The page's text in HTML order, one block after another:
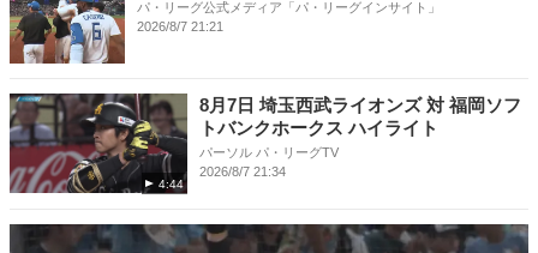
パ・リーグ公式メディア「パ・リーグインサイト」
2026/8/7 21:21
4:44
8月7日 埼玉西武ライオンズ 対 福岡ソフ
トバンクホークス ハイライト
パーソル パ・リーグTV
2026/8/7 21:34